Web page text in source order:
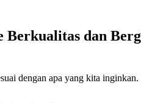
Berkualitas dan
dengan apa yang kita